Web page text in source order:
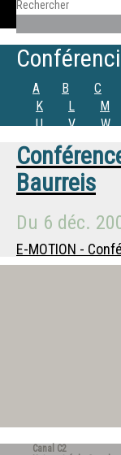
A B C
K
L M
U
V W
Baurreis
Du 6 déc.
E-MOTION -
Canal C2